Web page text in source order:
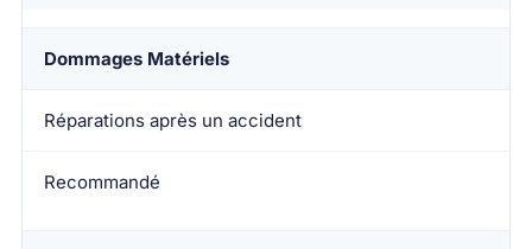
Dommages Matériels
Réparations après un accident
Recommandé